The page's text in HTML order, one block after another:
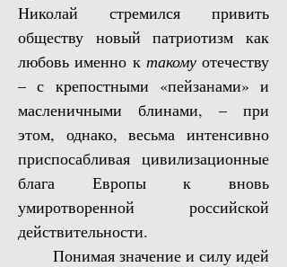
Николай стремился привить
обществу новый патриотизм как
любовь именно к такомуотечеству
– с крепостными «пейзанами» и
масленичными блинами, – при
этом, однако, весьма интенсивно
приспосабливая цивилизационные
блага Европы к вновь
умиротворенной российской
действительности.
Понимая значение и силу идей